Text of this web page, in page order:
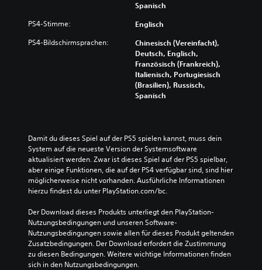
Spanisch
PS4-Stimme: Englisch
PS4-Bildschirmsprachen:
Chinesisch (Vereinfacht),
Deutsch, Englisch,
Französisch (Frankreich),
Italienisch, Portugiesisch
(Brasilien), Russisch,
Spanisch
Damit du dieses Spiel auf der PS5 spielen kannst, muss dein
System auf die neueste Version der Systemsoftware
aktualisiert werden. Zwar ist dieses Spiel auf der PS5 spielbar,
aber einige Funktionen, die auf der PS4 verfügbar sind, sind hier
möglicherweise nicht vorhanden. Ausführliche Informationen
hierzu findest du unter PlayStation.com/bc.
Der Download dieses Produkts unterliegt den PlayStation-
Nutzungsbedingungen und unseren Software-
Nutzungsbedingungen sowie allen für dieses Produkt geltenden
Zusatzbedingungen. Der Download erfordert die Zustimmung
zu diesen Bedingungen. Weitere wichtige Informationen finden
sich in den Nutzungsbedingungen.